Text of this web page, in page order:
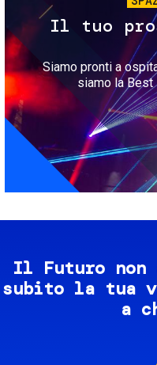
Il tuo
Siamo pronti a
siamo la Best
Il Futuro
subito la tua
a